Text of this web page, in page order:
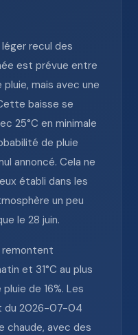
recul des
est prévue entre
pluie, mais avec une
baisse se
25°C en minimale
de pluie
annoncé. Cela ne
établi dans les
un peu
le 28 juin.
et 31°C au plus
de 16%. Les
du 2026-07-04
chaude, avec des